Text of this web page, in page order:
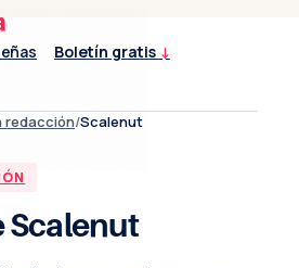
Boletín gratis ↓
redacción/Scalenut
Scalenut